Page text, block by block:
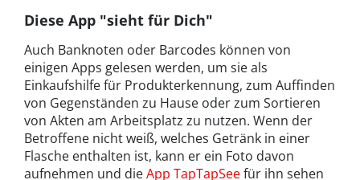
Diese App "sieht für Dich"
Auch Banknoten oder Barcodes können von
einigen Apps gelesen werden, um sie als
Einkaufshilfe für Produkterkennung, zum Auffinden
von Gegenständen zu Hause oder zum Sortieren
von Akten am Arbeitsplatz zu nutzen. Wenn der
Betroffene nicht weiß, welches Getränk in einer
Flasche enthalten ist, kann er ein Foto davon
aufnehmen und dieApp TapTapSeefür ihn sehen